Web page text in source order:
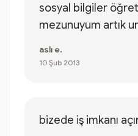
sosyal bilgiler
mezunuyum artık
aslı e.
10 Şub 2013
bizede iş imkanı